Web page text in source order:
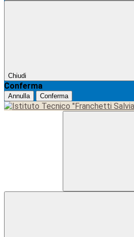
Chiudi
Conferma
Annulla Conferma